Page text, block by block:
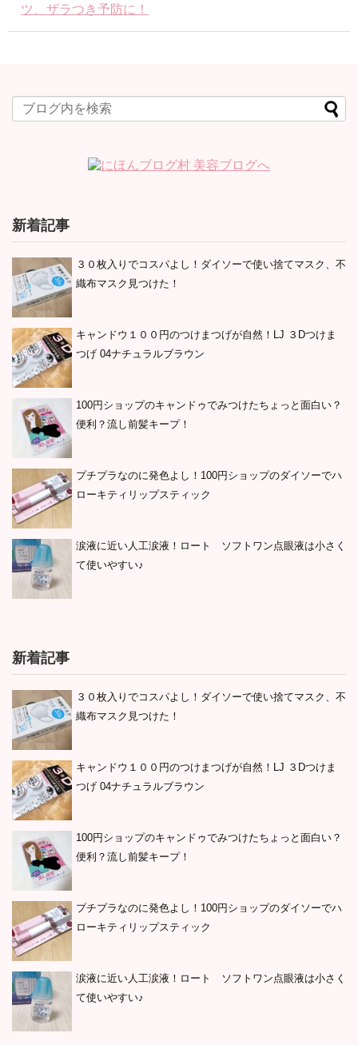
ツ、ザラつき予防に！
新着記事
３０枚入りでコスパよし！ダイソーで使い捨てマスク、不
織布マスク見つけた！
キャンドウ１００円のつけまつげが自然！LJ ３Dつけま
つげ 04ナチュラルブラウン
100円ショップのキャンドゥでみつけたちょっと面白い？
便利？流し前髪キープ！
プチプラなのに発色よし！100円ショップのダイソーでハ
ローキティリップスティック
涙液に近い人工涙液！ロート ソフトワン点眼液は小さく
て使いやすい♪
新着記事
３０枚入りでコスパよし！ダイソーで使い捨てマスク、不
織布マスク見つけた！
キャンドウ１００円のつけまつげが自然！LJ ３Dつけま
つげ 04ナチュラルブラウン
100円ショップのキャンドゥでみつけたちょっと面白い？
便利？流し前髪キープ！
プチプラなのに発色よし！100円ショップのダイソーでハ
ローキティリップスティック
涙液に近い人工涙液！ロート ソフトワン点眼液は小さく
て使いやすい♪